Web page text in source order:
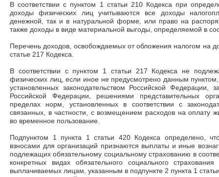
В соответствии с пунктом 1 статьи 210 Кодекса при
доходы физических лиц учитываются все доходы
денежной, так и в натуральной форме, или право на
также доходы в виде материальной выгоды, определяемой в
Перечень доходов, освобождаемых от обложения налогом на
статье 217 Кодекса.
В соответствии с пунктом 1 статьи 217 Кодекса не
физических лиц, если иное не предусмотрено данным
установленных законодательством Российской Федерации,
Российской Федерации, решениями представительных
пределах норм, установленных в соответствии с
связанных, в частности, с возмещением расходов на оплату
во временное пользование.
Подпунктом 1 пункта 1 статьи 420 Кодекса определено,
взносами для организаций признаются выплаты и иные
подлежащих обязательному социальному страхованию в
конкретных видах обязательного социального
выплачиваемых лицам, указанным в подпункте 2 пункта 1